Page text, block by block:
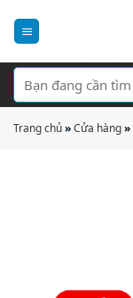
qua
dung
Tìm
kiếm:
Trang chủ»Cửa hàng»